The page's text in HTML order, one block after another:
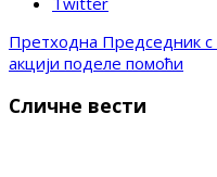
Претходна Председник с
акцији поделе помоћи
Сличне вести